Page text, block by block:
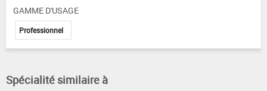
GAMME D'USAGE
Professionnel
Spécialité similaire à